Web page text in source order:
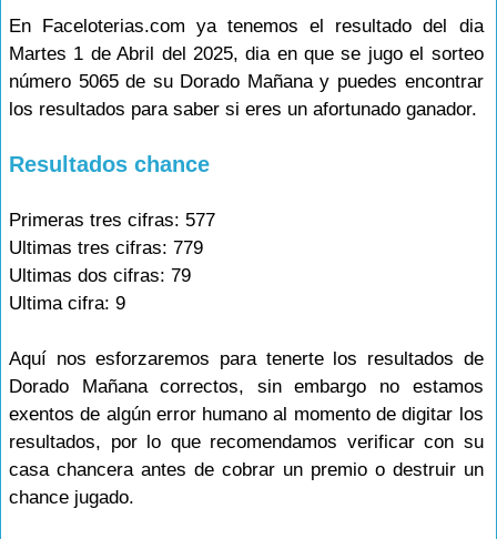
En Faceloterias.com ya tenemos el resultado del dia
Martes 1 de Abril del 2025, dia en que se jugo el sorteo
número 5065 de su Dorado Mañana y puedes encontrar
los resultados para saber si eres un afortunado ganador.
Resultados chance
Primeras tres cifras: 577
Ultimas tres cifras: 779
Ultimas dos cifras: 79
Ultima cifra: 9
Aquí nos esforzaremos para tenerte los resultados de
Dorado Mañana correctos, sin embargo no estamos
exentos de algún error humano al momento de digitar los
resultados, por lo que recomendamos verificar con su
casa chancera antes de cobrar un premio o destruir un
chance jugado.